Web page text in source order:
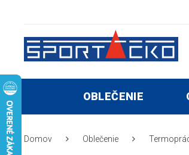
OBLEČENIE
Domov Oblečenie